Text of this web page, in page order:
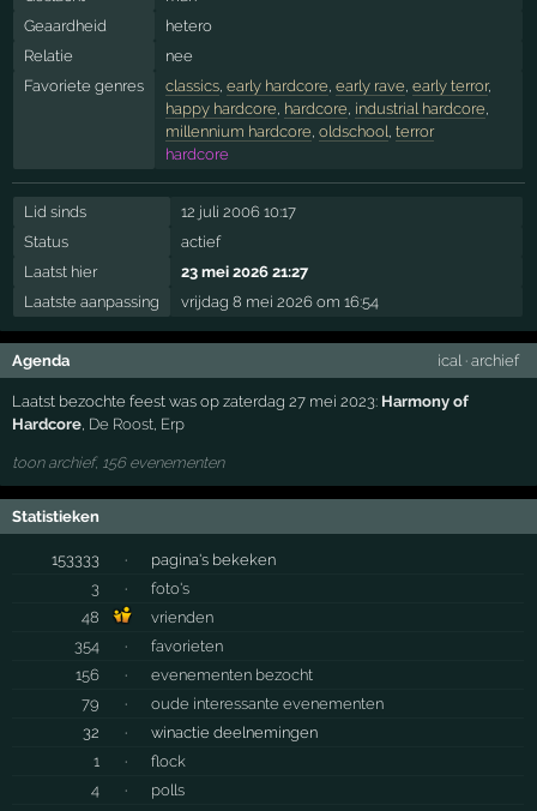
Geaardheid
hetero
Relatie
nee
Favoriete genres
classics, early hardcore early rave early terror,
happy hardcore hardcore industrial hardcore
millennium hardcore oldschool terror
hardcore
Lid sinds
12 juli 2006 10:17
Status
actief
Laatst hier
23 mei 2026 21:27
Laatste aanpassing
vrijdag 8 mei 2026 om 16:54
Agenda ical· archief
Laatst bezochte feest was op zaterdag 27 mei 2023: Harmony of
Hardcore, De Roost, Erp
toon archief, 156 evenementen
Statistieken
153333 ·
pagina's bekeken
3
·
foto's
48
vrienden
354
·
favorieten
156
·
evenementen bezocht
79
·
oude interessante evenementen
32
·
winactie deelnemingen
1
·
flock
4
·
polls